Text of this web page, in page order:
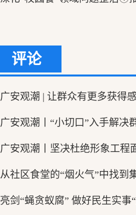
评论
广安观潮 | 让群众有更多获得感
广安观潮丨“小切口”入手解决
广安观潮丨坚决杜绝形象工程
从社区食堂的“烟火气”中找到
亮剑“蝇贪蚁腐” 做好民生实事